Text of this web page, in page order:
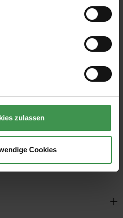
zulassen
Cookies
zur Kenntnis